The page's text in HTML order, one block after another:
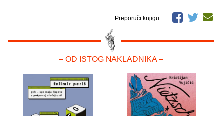
Preporuči knjigu
– OD ISTOG NAKLADNIKA –